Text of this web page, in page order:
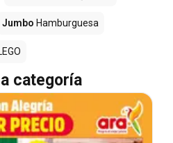
Jumbo Hamburguesa
categoría